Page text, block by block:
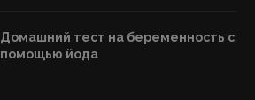
Домашний тест на беременность с
помощью йода